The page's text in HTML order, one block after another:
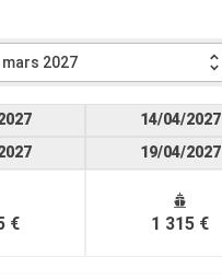
mars 2027
€
14/04/2027
19/04/2027
1 315 €